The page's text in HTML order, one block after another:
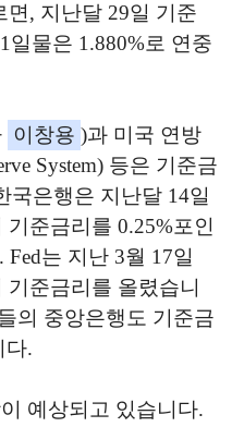
, 지난달 29일 기준
일물은 1.880%로 연중
이창용 )과 미국 연방
System) 등은 기준금
국은행은 지난달 14일
기준금리를 0.25%포인
는 지난 3월 17일
기준금리를 올렸습니
의 중앙은행도 기준금
다.
예상되고 있습니다.